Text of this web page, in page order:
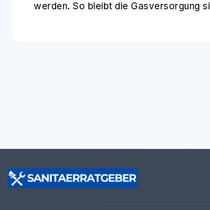
werden. So bleibt die Gasversorgung